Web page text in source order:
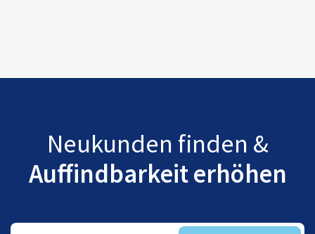
Neukunden finden &
Auffindbarkeit erhöhen